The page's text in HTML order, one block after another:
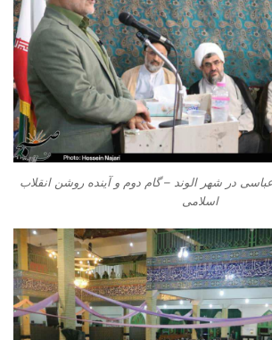
در شهر الوند – گام دوم و آینده روشن انقلاب
اسلامی